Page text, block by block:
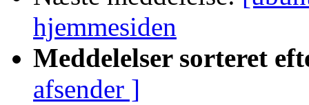
hjemmesiden
Meddelelser sorteret
afsender ]